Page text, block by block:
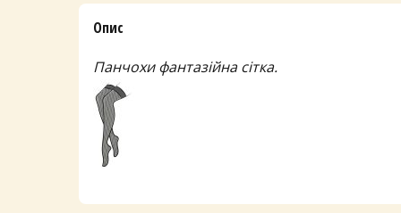
Опис
Панчохи фантазійна сітка.